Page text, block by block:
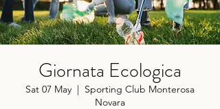
Giornata Ecologica
Sat 07 May
  |
Sporting Club Monterosa
Novara